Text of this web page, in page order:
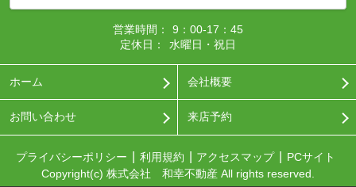
営業時間：
9：00-17：45
定休日：
水曜日・祝日
ホーム 会社概要
お問い合わせ 来店予約
プライバシーポリシー 利用規約 アクセスマップ
PCサイト
Copyright(c) 株式会社 和幸不動産 All rights reserved.